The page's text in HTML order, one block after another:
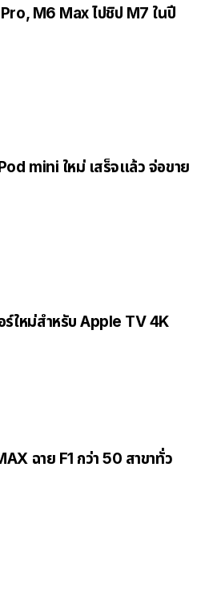
M6 Max ไปชิป M7 ในปี
mini ใหม่ เสร็จแล้ว จ่อขาย
ใหม่สำหรับ Apple TV 4K
ฉาย F1 กว่า 50 สาขาทั่ว